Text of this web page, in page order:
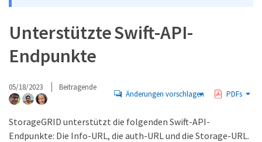
Unterstützte Swift-API-
Endpunkte
05/18/2023 Beitragende
Änderungen vorschlagen PDFs
StorageGRID unterstützt die folgenden Swift-API-
Endpunkte: Die Info-URL, die auth-URL und die Storage-URL.